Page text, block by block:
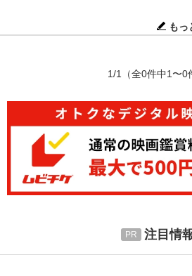
もっ
1/1 （全0件中1〜0
注目情